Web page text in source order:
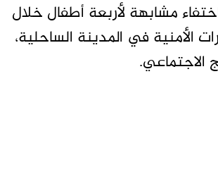
مشابهة لأربعة أطفال خلال
الأمنية في المدينة الساحلية،
الاجتماعي.